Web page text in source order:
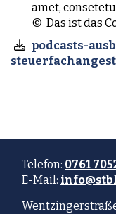
amet,
© Das ist das
podcasts-
Telefon: 0761
E-Mail: